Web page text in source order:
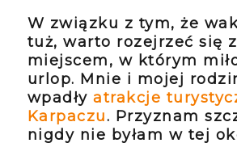
W związku z tym, że
tuż, warto rozejrzeć się
miejscem, w którym
urlop. Mnie i mojej
wpadłyatrakcje
Karpaczu. Przyznam
nigdy nie byłam w tej